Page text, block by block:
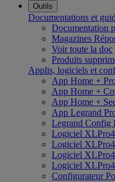
Outils
Documentations et
Documentation
Magazines
Voir toute la doc
Produits
Applis, logiciels et
App Home +
App Home +
App Home +
App Legrand
Legrand Config
Logiciel
Logiciel
Logiciel
Logiciel
Configurateur